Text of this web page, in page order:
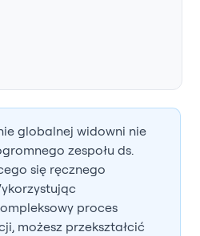
globalnej widowni nie
zespołu ds.
się ręcznego
proces
możesz przekształcić